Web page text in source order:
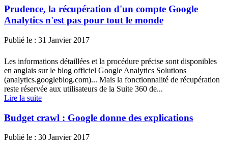
Prudence, la récupération d'un compte Google
Analytics n'est pas pour tout le monde
Publié le : 31 Janvier 2017
Les informations détaillées et la procédure précise sont disponibles
en anglais sur le blog officiel Google Analytics Solutions
(analytics.googleblog.com)... Mais la fonctionnalité de récupération
reste réservée aux utilisateurs de la Suite 360 de...
Lire la suite
Budget crawl : Google donne des explications
Publié le : 30 Janvier 2017